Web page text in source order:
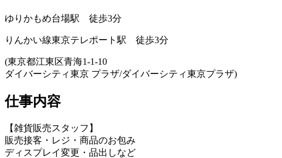
ゆりかもめ台場駅 徒歩3分
りんかい線東京テレポート駅 徒歩3分
(東京都江東区青海1-1-10
ダイバーシティ東京 プラザ/ダイバーシティ東京プラザ)
仕事内容
【雑貨販売スタッフ】
販売接客・レジ・商品のお包み
ディスプレイ変更・品出しなど